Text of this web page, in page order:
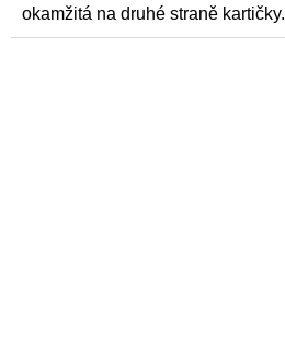
okamžitá na druhé straně kartičky.